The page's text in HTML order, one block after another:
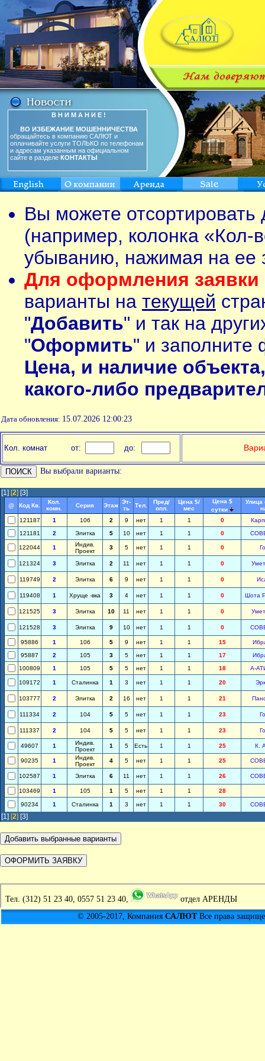
В Н И М А Н И Е !
ВО ИЗБЕЖАНИЕ МОШЕННИЧЕСТВА
обращайтесь в компанию САЛЮТ и
оплачивайте услуги ТОЛЬКО по телефонам
и адресам указанным на официальном
сайте в разделе КОНТАКТЫ
Вы можете
(например, колонка «Кол-
убыванию, нажимая на ее
Для оформления заявки
варианты на текущей
"Добавить" и так на
"Оформить" и заполните
Цена, и наличие
какого-либо
Дата обновления: 15.07.2026 12:00:23
Кол. комнат от: до:
Вы выбрали варианты:
[1] [2] [3]
@ Код Кв.
Кол.
комн.
Серия Этаж
Эт-
ть
Тел.
Пред/
опл.
Цена $/
мес
Цена $
сутки
Улица
121187
1 106 2 9 нет 1 1 0
121181
2 Элитка 5 10 нет 1 1 0
122044 1
Индив.
Проект
3 5 нет 1 1 0
121324 3 Элитка 2 11 нет 1 1 0
119749 2 Элитка 6 9 нет 1 1 0
119408 1 Хруще -вка 3 4 нет 1 1 0 Шота
121525 3 Элитка 10 11 нет 1 1 0
121528 3 Элитка 9 10 нет 1 1 0
95886 1 106 5 9 нет 1 1 15
95887
2 105 3 5 нет 1 1 17
100809
1 105 5 5 нет 1 1 18 А-
109172 1 Сталинка 1 3 нет 1 1 20
103777 2 Элитка 2 16 нет 1 1 21
111334 2 104 5 5 нет 1 1 23
111337 2 104 5 5 нет 1 1 23
49607 1
Индив.
Проект
1 5 Есть 1 1 25 К.
90235 1
Индив.
Проект
4 5 нет 1 1 25
102587 1 Элитка 6 11 нет 1 1 26
103469 1 105 1 5 нет 1 1 28
90234 1 Сталинка 1 3 нет 1 1 30
[1] [2] [3]
Тел. (312) 51 23 40, 0557 51 23 40,
отдел АРЕНДЫ
© 2005-2017, Компания САЛЮТВсе права